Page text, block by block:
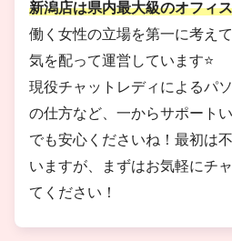
新潟店は県内最大級のオフィ
働く女性の立場を第一に考え
気を配って運営しています⭐️
現役チャットレディによるパ
の仕方など、一からサポート
でも安心くださいね！最初は
いますが、まずはお気軽にチ
てください！